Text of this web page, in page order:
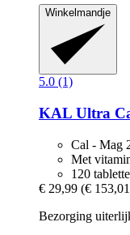
Winkelmandje
5.0 (1)
KAL Ultra
Cal - Mag
Met
120
€ 29,99 (€
Bezorging